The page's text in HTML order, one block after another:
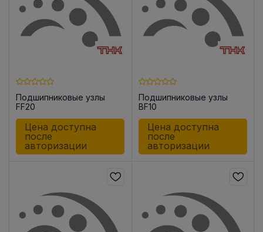
Подшипниковые узлы
FF20
Цена доступна
после
авторизации
Подшипниковые узлы
BF10
Цена доступна
после
авторизации